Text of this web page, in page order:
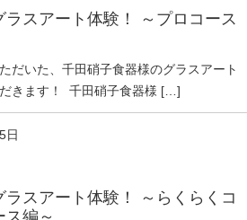
スアート体験！ ～プロコース
だいた、千田硝子食器様のグラスアート
きます！ 千田硝子食器様 […]
日
スアート体験！ ～らくらくコ
編～